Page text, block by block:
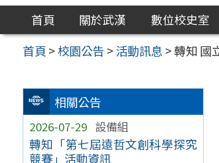
區
首頁 關於武漢 數位校史室
首頁 >校園公告 > 活動訊息 >轉知 國
相關公告
2026-07-29 設備組
轉知「第七屆遠哲文創科學探究
競賽」活動資訊